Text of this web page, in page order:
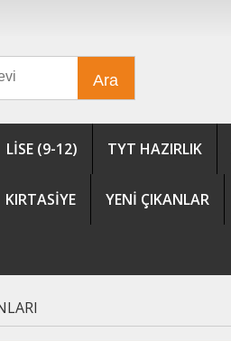
Ara
LİSE (9-12) TYT HAZIRLIK
KIRTASİYE YENİ ÇIKANLAR